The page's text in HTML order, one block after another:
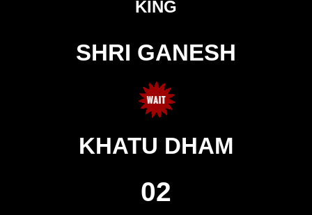
KING
SHRI GANESH
KHATU DHAM
02